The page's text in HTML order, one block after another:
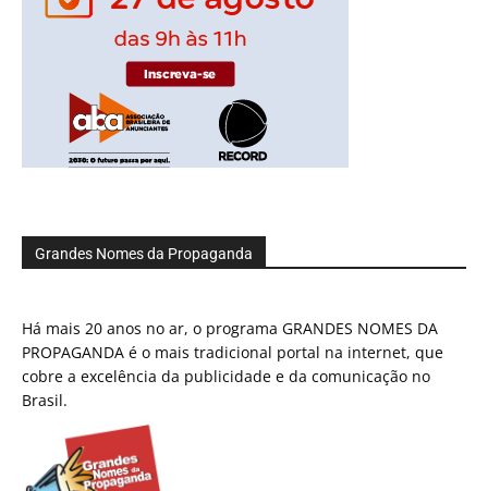
Grandes Nomes da Propaganda
Há mais 20 anos no ar, o programa GRANDES NOMES DA
PROPAGANDA é o mais tradicional portal na internet, que
cobre a excelência da publicidade e da comunicação no
Brasil.